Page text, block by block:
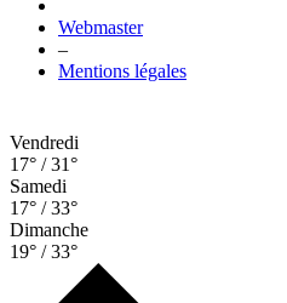
Webmaster
–
Mentions légales
Vendredi
17° / 31°
Samedi
17° / 33°
Dimanche
19° / 33°